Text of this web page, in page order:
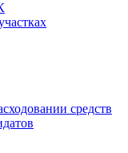
средств